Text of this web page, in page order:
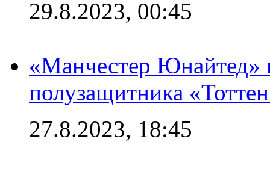
29.8.2023, 00:45
«Манчестер Юнайтед»
полузащитника
27.8.2023, 18:45